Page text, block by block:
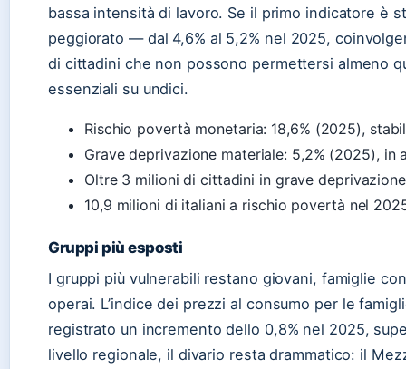
bassa intensità di lavoro. Se il primo indicatore è
peggiorato — dal 4,6% al 5,2% nel 2025,
di cittadini che non possono permettersi almeno
essenziali su undici.
Rischio povertà monetaria: 18,6% (2025),
Grave deprivazione materiale: 5,2% (2025), in
Oltre 3 milioni di cittadini in grave deprivazione
10,9 milioni di italiani a rischio povertà nel
Gruppi più esposti
I gruppi più vulnerabili restano giovani, famiglie
operai. L’indice dei prezzi al consumo per le
registrato un incremento dello 0,8% nel 2025,
livello regionale, il divario resta drammatico: il